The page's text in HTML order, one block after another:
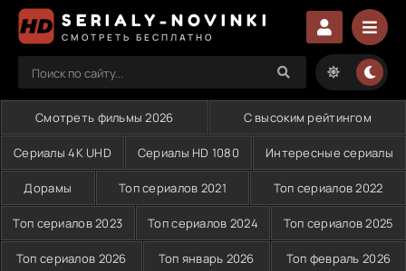
SERIALY-NOVINKI
СМОТРЕТЬ БЕСПЛАТНО
Смотреть фильмы 2026 С высоким рейтингом
Сериалы 4K UHD Сериалы HD 1080 Интересные сериалы
Дорамы Топ сериалов 2021 Топ сериалов 2022
Топ сериалов 2023 Топ сериалов 2024 Топ сериалов 2025
Топ сериалов 2026 Топ январь 2026 Топ февраль 2026